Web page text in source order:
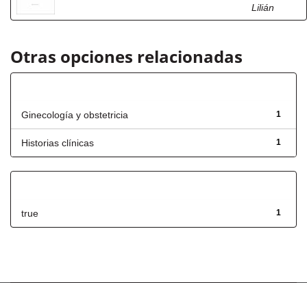
Lilián
Otras opciones relacionadas
1
Ginecología y obstetricia
1
Historias clínicas
1
true